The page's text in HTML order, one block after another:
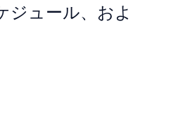
ジュール、およ